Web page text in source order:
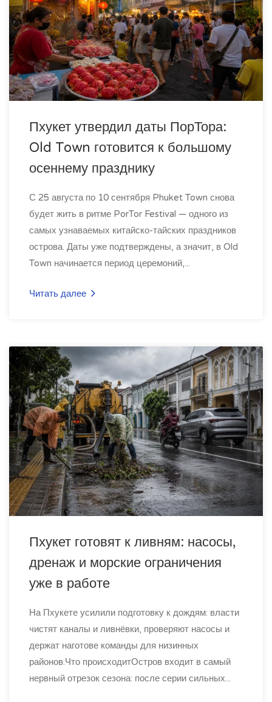
Пхукет утвердил даты ПорТора:
Old Town готовится к большому
осеннему празднику
С 25 августа по 10 сентября Phuket Town снова
будет жить в ритме PorTor Festival — одного из
самых узнаваемых китайско-тайских праздников
острова. Даты уже подтверждены, а значит, в Old
Town начинается период церемоний,...
Читать далее
Пхукет готовят к ливням: насосы,
дренаж и морские ограничения
уже в работе
На Пхукете усилили подготовку к дождям: власти
чистят каналы и ливнёвки, проверяют насосы и
держат наготове команды для низинных
районов.Что происходитОстров входит в самый
нервный отрезок сезона: после серии сильных...